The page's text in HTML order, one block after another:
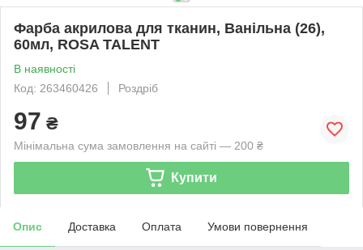
Фарба акрилова для тканин, Ванільна (26),
60мл, ROSA TALENT
В наявності
Код: 263460426
Роздріб
97 ₴
Мінімальна сума замовлення на сайті — 200 ₴
Купити
Опис Доставка Оплата Умови повернення